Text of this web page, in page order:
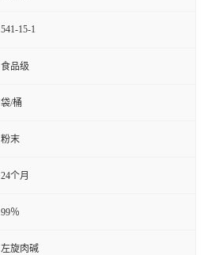
541-15-1
食品级
袋/桶
粉末
24个月
99％
左旋肉碱